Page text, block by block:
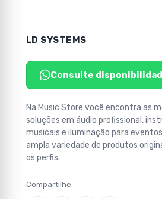
LD SYSTEMS
Consulte
Na Music Store você encontra as
soluções em áudio profissional,
musicais e iluminação para
ampla variedade de produtos
os perfis.
Compartilhe: